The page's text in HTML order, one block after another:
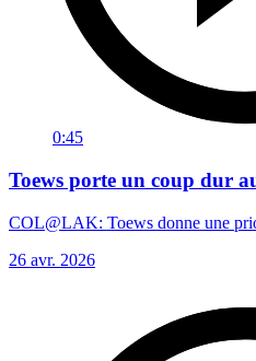
0:45
Toews porte un coup dur
COL@LAK: Toews donne une
26 avr. 2026